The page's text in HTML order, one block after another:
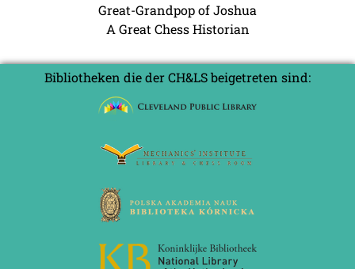
Great-Grandpop of Joshua
A Great Chess Historian
Bibliotheken die der CH&LS beigetreten sind: